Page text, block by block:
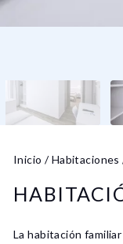
Inicio /Habitaciones
La habitación